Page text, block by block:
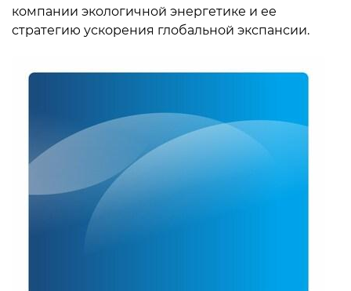
компании экологичной энергетике и ее
стратегию ускорения глобальной экспансии.